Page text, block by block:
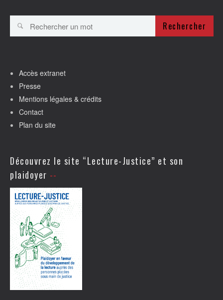
Rechercher
Accès extranet
Presse
Mentions légales & crédits
Contact
Plan du site
Découvrez le site “Lecture-Justice” et son
plaidoyer